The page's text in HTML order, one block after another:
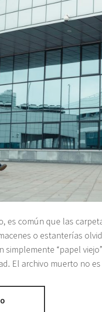
es común que las
o estanterías
simplemente “papel
El archivo muerto no